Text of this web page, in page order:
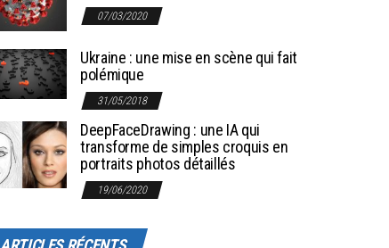
07/03/2020
Ukraine : une mise en scène qui fait
polémique
31/05/2018
DeepFaceDrawing : une IA qui
transforme de simples croquis en
portraits photos détaillés
19/06/2020